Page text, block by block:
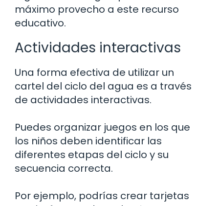
máximo provecho a este recurso
educativo.
Actividades interactivas
Una forma efectiva de utilizar un
cartel del ciclo del agua es a través
de actividades interactivas.
Puedes organizar juegos en los que
los niños deben identificar las
diferentes etapas del ciclo y su
secuencia correcta.
Por ejemplo, podrías crear tarjetas